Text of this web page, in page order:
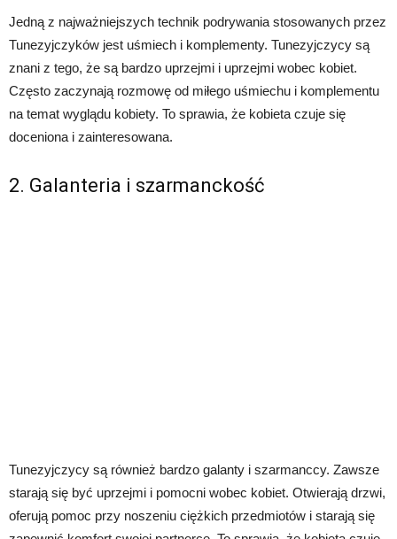
Jedną z najważniejszych technik podrywania stosowanych przez
Tunezyjczyków jest uśmiech i komplementy. Tunezyjczycy są
znani z tego, że są bardzo uprzejmi i uprzejmi wobec kobiet.
Często zaczynają rozmowę od miłego uśmiechu i komplementu
na temat wyglądu kobiety. To sprawia, że ​​kobieta czuje się
doceniona i zainteresowana.
2. Galanteria i szarmanckość
Tunezyjczycy są również bardzo galanty i szarmanccy. Zawsze
starają się być uprzejmi i pomocni wobec kobiet. Otwierają drzwi,
oferują pomoc przy noszeniu ciężkich przedmiotów i starają się